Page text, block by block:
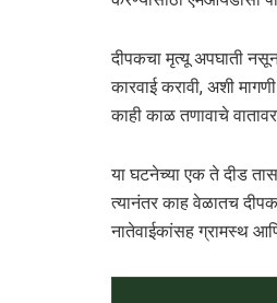
दीपकचा मृत्यू अपघाती
कारवाई करावी, अशी
काही काळ तणावाचे
या घटनेच्या एक ते दीड
त्यानंतर काह वेळातच
नातेवाईकांसह ग्रामस्थ